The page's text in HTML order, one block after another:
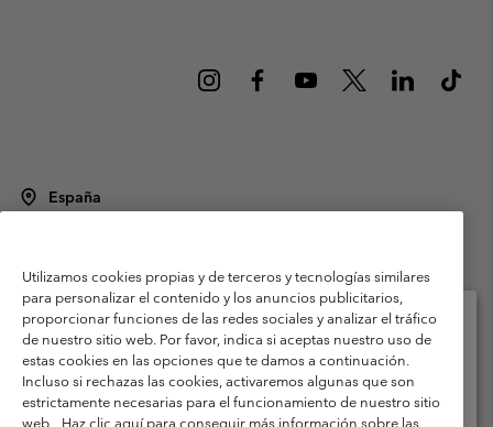
España
Condiciones de uso
Terminos de Venta
Garantía
Política de Privacidad
Términos y condiciones del programa de miembros
Términos De Uso Del Contenido Generado Por Los Usuarios
Impressum
Cookies Public CBCR
Utilizamos cookies propias y de terceros y tecnologías similares
para personalizar el contenido y los anuncios publicitarios,
proporcionar funciones de las redes sociales y analizar el tráfico
de nuestro sitio web. Por favor, indica si aceptas nuestro uso de
estas cookies en las opciones que te damos a continuación.
Incluso si rechazas las cookies, activaremos algunas que son
estrictamente necesarias para el funcionamiento de nuestro sitio
web.
Haz clic aquí para conseguir más información sobre las
Selecciona tu país e idioma envío
Compras en línea disponibles